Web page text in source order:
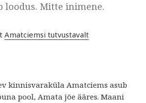
loodus. Mitte inimene.
Amatciemsi tutvustavalt
kinnisvaraküla Amatciems asub
pool, Amata jõe ääres. Maani